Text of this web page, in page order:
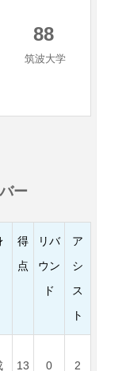
88
筑波大学
ー
得
点
リバ
ウン
ド
ア
シ
ス
ト
13 0 2